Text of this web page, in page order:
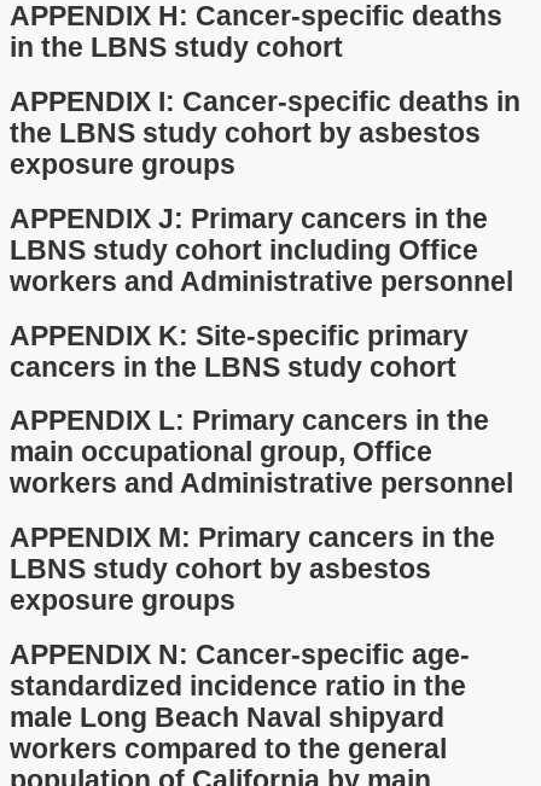
APPENDIX H: Cancer-specific deaths
in the LBNS study cohort
APPENDIX I: Cancer-specific deaths in
the LBNS study cohort by asbestos
exposure groups
APPENDIX J: Primary cancers in the
LBNS study cohort including Office
workers and Administrative personnel
APPENDIX K: Site-specific primary
cancers in the LBNS study cohort
APPENDIX L: Primary cancers in the
main occupational group, Office
workers and Administrative personnel
APPENDIX M: Primary cancers in the
LBNS study cohort by asbestos
exposure groups
APPENDIX N: Cancer-specific age-
standardized incidence ratio in the
male Long Beach Naval shipyard
workers compared to the general